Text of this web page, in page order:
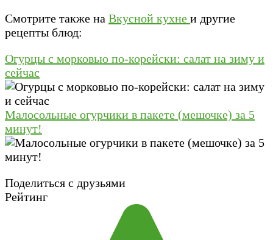
Смотрите также на Вкусной кухне и другие
рецепты блюд:
Огурцы с морковью по-корейски: салат на зиму и
сейчас
Малосольные огурчики в пакете (мешочке) за 5
минут!
Поделиться с друзьями
Рейтинг